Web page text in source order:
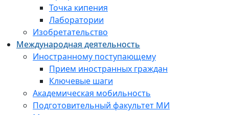
Точка кипения
Лаборатории
Изобретательство
Международная деятельность
Иностранному поступающему
Прием иностранных граждан
Ключевые шаги
Академическая мобильность
Подготовительный факультет МИ